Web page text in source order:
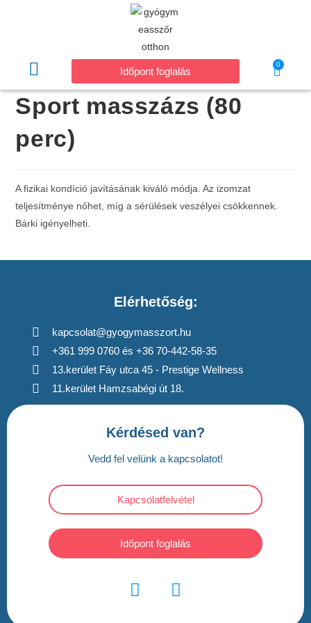
Időpont foglalás
0
Sport masszázs (80
perc)
A fizikai kondíció javításának kiváló módja. Az izomzat
teljesítménye nőhet, míg a sérülések veszélyei csökkennek.
Bárki igényelheti.
Elérhetőség:
kapcsolat@gyogymasszort.hu
+361 999 0760 és +36 70-442-58-35
13.kerület Fáy utca 45 - Prestige Wellness
11.kerület Hamzsabégi út 18.
Kérdésed van?
Vedd fel velünk a kapcsolatot!
Kapcsolatfelvétel
Időpont foglalás